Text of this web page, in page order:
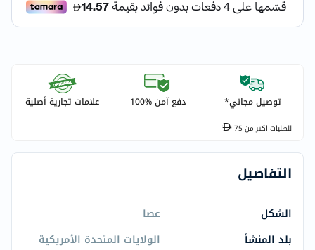
توصيل مجاني* دفع آمن %100 علامات تجارية أصلية
للطلبات اكتر من75
التفاصيل
الشكل
عصا
بلد المنشأ
الولايات المتحدة الأمريكية